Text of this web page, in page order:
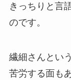
きっちりと言
のです。
繊細さんとい
苦労する面も